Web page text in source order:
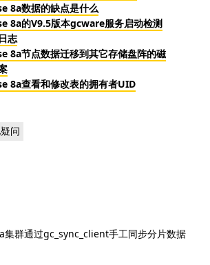
8a数据的缺点是什么
8a的V9.5版本gcware服务启动检测
志
8a节点数据迁移到其它存储盘阵的磁
8a查看和修改表的拥有者UID
问
集群通过gc_sync_client手工同步分片数据